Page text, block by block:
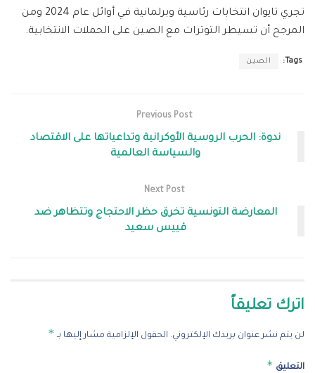
تجري تايوان انتخابات رئاسية وبرلمانية في أوائل عام 2024 ومن
المرجح أن تسيطر التوترات مع الصين على الحملات الانتخابية.
Tags: الصين
Previous Post
ندوة: الحرب الروسية الأوكرانية وتداعياتها على الاقتصاد
والسياسة العالمية
Next Post
المعارضة التونسية تخرق حظر الاحتجاج وتتظاهر ضد
قييس سعيد
اترك تعليقاً
لن يتم نشر عنوان بريدك الإلكتروني. الحقول الإلزامية مشار إليها بـ *
التعليق *